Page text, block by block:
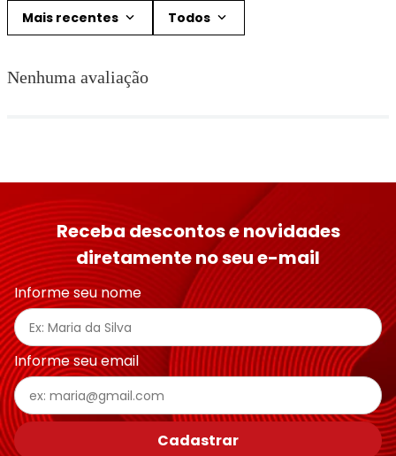
Mais recentes Todos
Nenhuma avaliação
Receba descontos e novidades
diretamente no seu e-mail
Informe seu nome
Informe seu email
Cadastrar